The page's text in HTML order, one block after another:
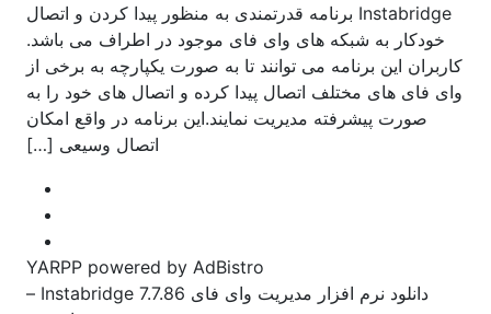
Instabridge برنامه قدرتمندی به منظور پیدا کردن و اتصال
خودکار به شبکه های وای فای موجود در اطراف می باشد.
کاربران این برنامه می توانند تا به صورت یکپارچه به برخی از
وای فای های مختلف اتصال پیدا کرده و اتصال های خود را به
صورت پیشرفته مدیریت نمایند.این برنامه در واقع امکان
اتصال وسیعی […]
YARPP powered by AdBistro
دانلود نرم افزار مدیریت وای فای Instabridge 7.7.86 –